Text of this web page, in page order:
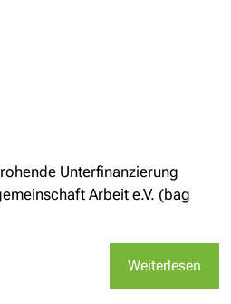
Unterfinanzierung
Arbeit e.V. (bag
Weiterlesen